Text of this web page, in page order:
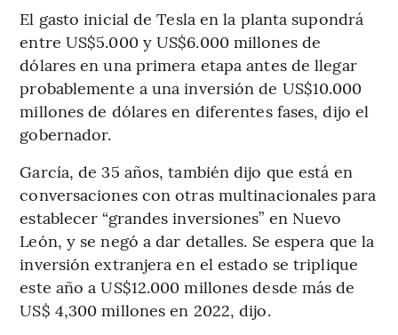
El gasto inicial de Tesla en la planta supondrá
entre US$5.000 y US$6.000 millones de
dólares en una primera etapa antes de llegar
probablemente a una inversión de US$10.000
millones de dólares en diferentes fases, dijo el
gobernador.
García, de 35 años, también dijo que está en
conversaciones con otras multinacionales para
establecer “grandes inversiones” en Nuevo
León, y se negó a dar detalles. Se espera que la
inversión extranjera en el estado se triplique
este año a US$12.000 millones desde más de
US$ 4,300 millones en 2022, dijo.